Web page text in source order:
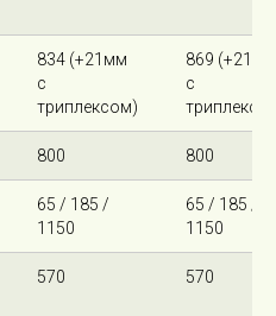
834 (+21мм
с
триплексом)
869 (+21мм
с
800 800
65 / 185 /
1150
65 / 185 /
1150
570 570